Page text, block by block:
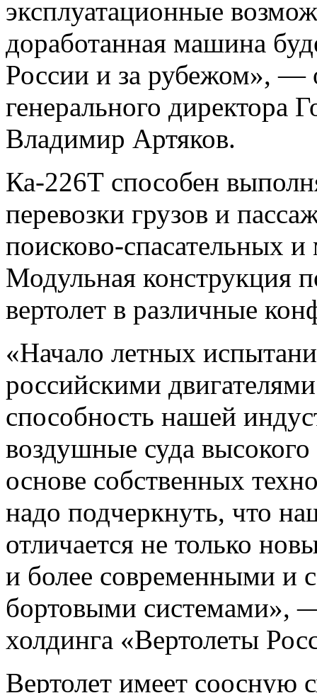
эксплуатационные
доработанная машина
России и за рубежом», —
генерального директора
Владимир Артяков.
Ка-226Т способен
перевозки грузов и
поисково-спасательных
Модульная конструкция
вертолет в различные
«Начало летных
российскими
способность нашей
воздушные суда
основе собственных
надо подчеркнуть, что
отличается не только
и более современными и
бортовыми системами»,
холдинга «Вертолеты
Вертолет имеет соосную